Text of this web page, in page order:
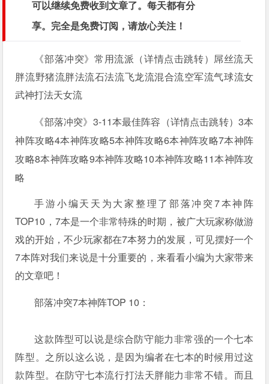
可以继续免费收到文章了。每天都有分
享。完全是免费订阅，请放心关注！
《部落冲突》常用流派（详情点击跳转）屌丝流天
胖流野猪流胖法流石法流飞龙流混合流空军流气球流女
武神打法天女流
《部落冲突》3-11本最佳阵容（详情点击跳转）3本
神阵攻略4本神阵攻略5本神阵攻略6本神阵攻略7本神阵
攻略8本神阵攻略9本神阵攻略10本神阵攻略11本神阵攻
略
手游小编天天为大家整理了部落冲突7本神阵
TOP10，7本是一个非常特殊的时期，被广大玩家称做游
戏的开始，不少玩家都在7本努力的发展，可见摆好一个
7本阵对我们来说是十分重要的，来看看小编为大家带来
的文章吧！
部落冲突7本神阵TOP 10：
这款阵型可以说是综合防守能力非常强的一个七本
阵型。之所以这么说，是因为编者在七本的时候用过这
款阵型。在防守七本流行打法天胖能力非常不错。而且